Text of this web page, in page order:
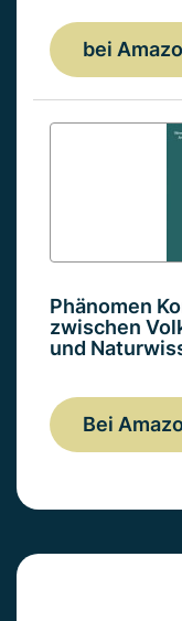
bei
Phänomen
zwischen
und
Bei